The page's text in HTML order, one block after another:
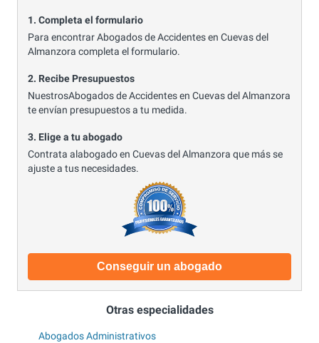
1. Completa el formulario
Para encontrar Abogados de Accidentes en Cuevas del
Almanzora completa el formulario.
2. Recibe Presupuestos
NuestrosAbogados de Accidentes en Cuevas del Almanzora
te envían presupuestos a tu medida.
3. Elige a tu abogado
Contrata alabogado en Cuevas del Almanzora que más se
ajuste a tus necesidades.
Conseguir un abogado
Otras especialidades
Abogados Administrativos